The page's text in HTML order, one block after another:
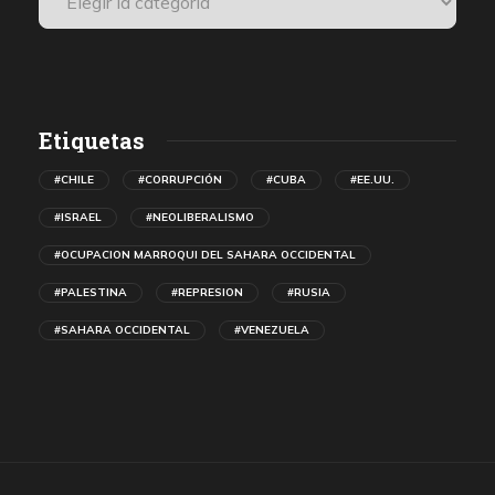
Etiquetas
#CHILE #CORRUPCIÓN #CUBA #EE.UU.
#ISRAEL #NEOLIBERALISMO
#OCUPACION MARROQUI DEL SAHARA OCCIDENTAL
#PALESTINA #REPRESION #RUSIA
#SAHARA OCCIDENTAL #VENEZUELA